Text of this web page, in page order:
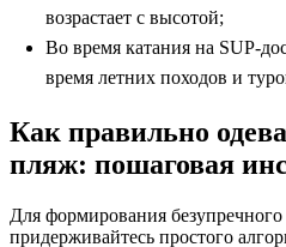
возрастает с высотой;
Во время катания на SUP-
время летних походов и
Как правильно
пляж: пошаговая
Для формирования безупречного
придерживайтесь простого